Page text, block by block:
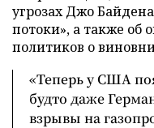
угрозах Джо
потоки», а также об
политиков о
«Теперь у США
будто даже
взрывы на